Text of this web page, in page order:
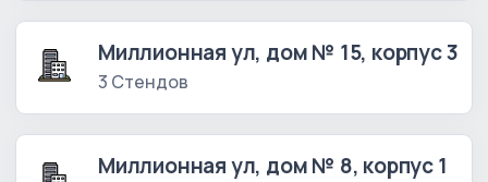
Миллионная ул, дом № 15, корпус 3
3 Стендов
Миллионная ул, дом № 8, корпус 1